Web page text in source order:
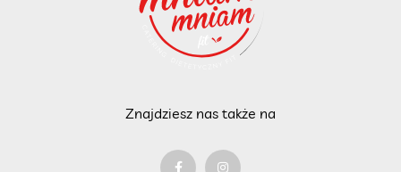
Znajdziesz nas także na